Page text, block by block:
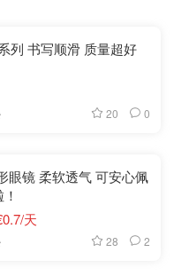
列 书写顺滑 质量超好
20 0
眼镜 柔软透气 可安心佩
天
28 2